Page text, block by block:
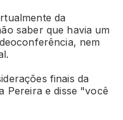
da
saber que havia um
nem
finais da
Pereira e disse "você